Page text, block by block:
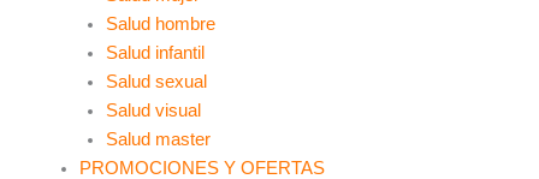
Salud hombre
Salud infantil
Salud sexual
Salud visual
Salud master
PROMOCIONES Y OFERTAS